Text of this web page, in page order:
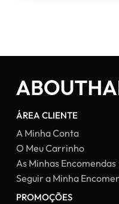
ÁREA CLIENTE
A Minha Conta
O Meu Carrinho
As Minhas Encomendas
Seguir a Minha
PROMOÇÕES